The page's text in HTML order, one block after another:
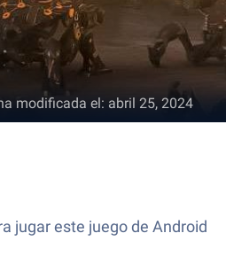
modificada el: abril 25, 2024
jugar este juego de Android